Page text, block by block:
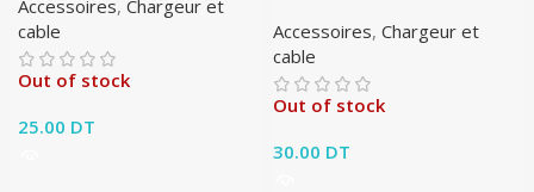
Accessoires, Chargeur et
cable
Out of stock
25.00 DT
Accessoires, Chargeur et
cable
Out of stock
30.00 DT